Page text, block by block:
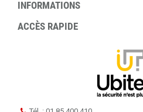
INFORMATIONS
ACCÈS RAPIDE